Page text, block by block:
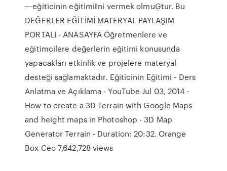
―eğiticinin eğitimi‖ni vermek olmuĢtur. Bu
DEĞERLER EĞİTİMİ MATERYAL PAYLAŞIM
PORTALI - ANASAYFA Öğretmenlere ve
eğitimcilere değerlerin eğitimi konusunda
yapacakları etkinlik ve projelere materyal
desteği sağlamaktadır. Eğiticinin Eğitimi - Ders
Anlatma ve Açıklama - YouTube Jul 03, 2014 ·
How to create a 3D Terrain with Google Maps
and height maps in Photoshop - 3D Map
Generator Terrain - Duration: 20:32. Orange
Box Ceo 7,642,728 views